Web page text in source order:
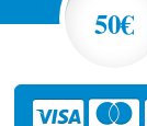
50€